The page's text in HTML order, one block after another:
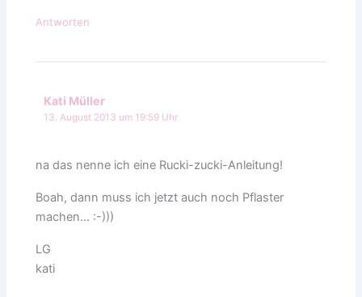
Antworten
Kati Müller
13. August 2013 um 19:59 Uhr
na das nenne ich eine Rucki-zucki-Anleitung!
Boah, dann muss ich jetzt auch noch Pflaster
machen… :-)))
LG
kati